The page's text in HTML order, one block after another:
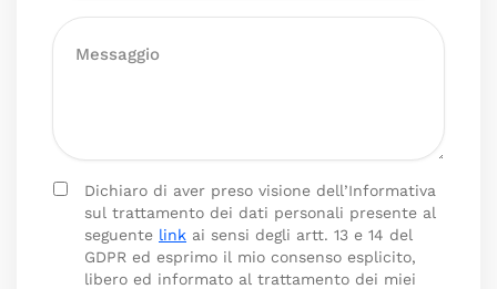
Dichiaro di aver preso visione dell’Informativa
sul trattamento dei dati personali presente al
seguente link ai sensi degli artt. 13 e 14 del
GDPR ed esprimo il mio consenso esplicito,
libero ed informato al trattamento dei miei